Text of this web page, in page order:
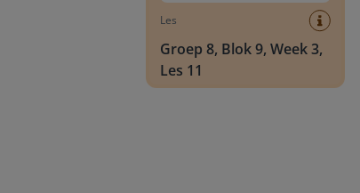
Les
Groep 8, Blok 9, Week 3,
Les 11